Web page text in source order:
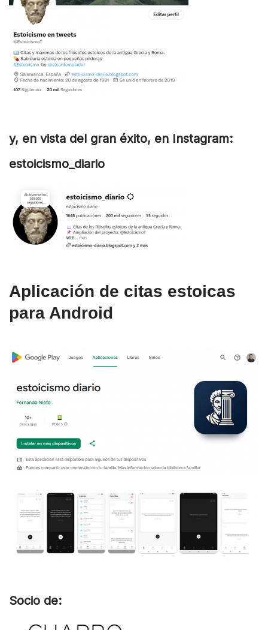
y, en vista del gran éxito, en Instagram:
estoicismo_diario
Aplicación de citas estoicas
para Android
Socio de: